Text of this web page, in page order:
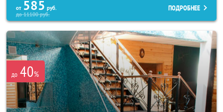
от 585 руб.
до11100руб.
ПОДРОБНЕЕ
до 40%